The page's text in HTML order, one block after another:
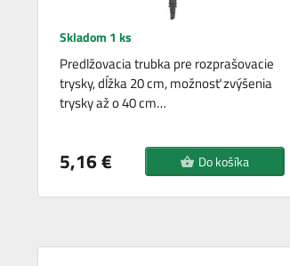
Skladom 1 ks
Predlžovacia trubka pre rozprašovacie
trysky, dĺžka 20 cm, možnosť zvýšenia
trysky až o 40 cm…
5,16 € Do košíka